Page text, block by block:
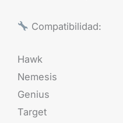
Compatibilidad:
Hawk
Nemesis
Genius
Target